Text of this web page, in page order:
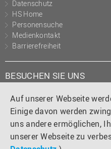
Auf unserer Webseite
Einige davon werden
uns andere ermöglichen,
unserer Webseite zu
Datenschutz
HS Home
Personensuche
Medienkontakt
Barrierefreiheit
BESUCHEN SIE UNS
Instagram
TiktokLinkedIn